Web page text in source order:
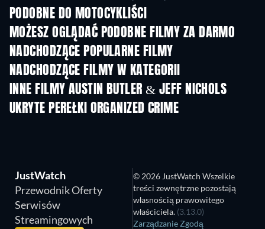
PODOBNE DO MOTOCYKLIŚCI
MOŻESZ OGLĄDAĆ PODOBNE FILMY ZA DARMO
NADCHODZĄCE POPULARNE FILMY
NADCHODZĄCE FILMY W KATEGORII
INNE FILMY AUSTIN BUTLER & JEFF NICHOLS
UKRYTE PEREŁKI ORGANIZED CRIME
TV
JustWatch
Przewodnik Oferty
Serwisów
Streamingowych
© 2026 JustWatch Wszelkie
treści zewnętrzne pozostają
własnością prawowitego
właściciela. (3.13.0)
Zarządzanie Zgodą